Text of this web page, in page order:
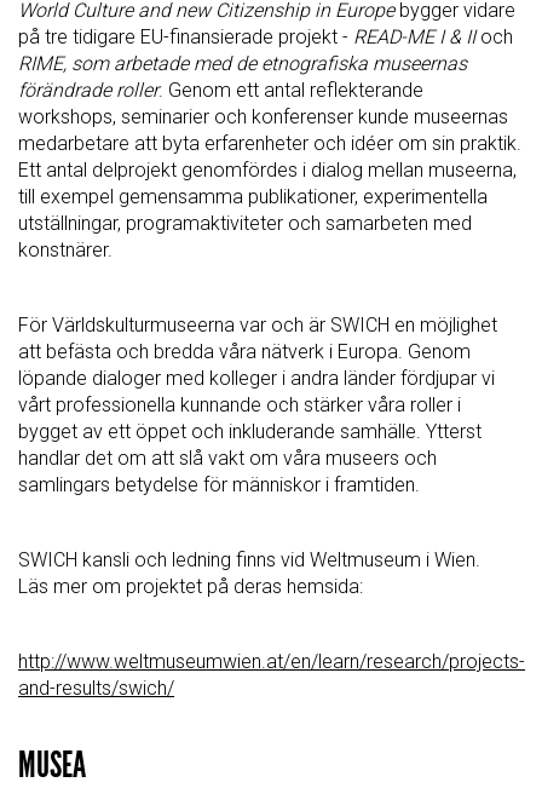
World Culture and new Citizenship in Europebygger vidare
på tre tidigare EU-finansierade projekt - READ-ME I & IIoch
RIME, som arbetade med de etnografiska museernas
förändrade roller. Genom ett antal reflekterande
workshops, seminarier och konferenser kunde museernas
medarbetare att byta erfarenheter och idéer om sin praktik.
Ett antal delprojekt genomfördes i dialog mellan museerna,
till exempel gemensamma publikationer, experimentella
utställningar, programaktiviteter och samarbeten med
konstnärer.
För Världskulturmuseerna var och är SWICH en möjlighet
att befästa och bredda våra nätverk i Europa. Genom
löpande dialoger med kolleger i andra länder fördjupar vi
vårt professionella kunnande och stärker våra roller i
bygget av ett öppet och inkluderande samhälle. Ytterst
handlar det om att slå vakt om våra museers och
samlingars betydelse för människor i framtiden.
SWICH kansli och ledning finns vid Weltmuseum i Wien.
Läs mer om projektet på deras hemsida:
http://www.weltmuseumwien.at/en/learn/research/projects-
and-results/swich/
MUSEA